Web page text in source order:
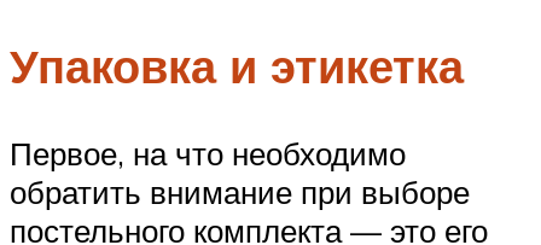
Упаковка и этикетка
Первое, на что необходимо
обратить внимание при выборе
постельного комплекта — это его